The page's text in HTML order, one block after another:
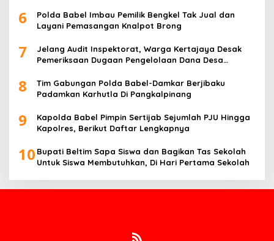
6
Polda Babel Imbau Pemilik Bengkel Tak Jual dan
Layani Pemasangan Knalpot Brong
7
Jelang Audit Inspektorat, Warga Kertajaya Desak
Pemeriksaan Dugaan Pengelolaan Dana Desa
8
Tim Gabungan Polda Babel-Damkar Berjibaku
Padamkan Karhutla Di Pangkalpinang
9
Kapolda Babel Pimpin Sertijab Sejumlah PJU Hingga
Kapolres, Berikut Daftar Lengkapnya
10 Bupati Beltim Sapa Siswa dan Bagikan Tas Sekolah
Untuk Siswa Membutuhkan, Di Hari Pertama Sekolah